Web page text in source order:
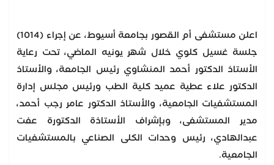
اعلن مستشفى أم القصور بجامعة أسيوط، عن إجراء (1014)
جلسة غسيل كلوي خلال شهر يونيه الماضي، تحت رعاية
الأستاذ الدكتور أحمد المنشاوي رئيس الجامعة، والأستاذ
الدكتور علاء عطية عميد كلية الطب ورئيس مجلس إدارة
المستشفيات الجامعية، والأستاذ الدكتور عامر رجب أحمد،
مدير المستشفى، وبإشراف الأستاذة الدكتورة عفت
عبدالهادي، رئيس وحدات الكلى الصناعي بالمستشفيات
الجامعية.